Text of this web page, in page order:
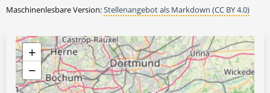
Maschinenlesbare Version:Stellenangebot als Markdown (CC BY 4.0)
+
−